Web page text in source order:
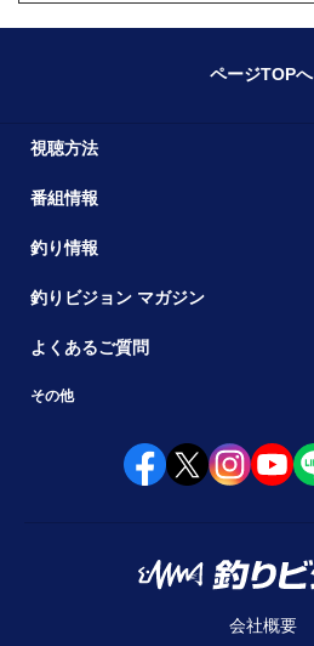
ページTOPへ
視聴方法
番組情報
釣り情報
釣りビジョン マガジン
よくあるご質問
その他
会社概要